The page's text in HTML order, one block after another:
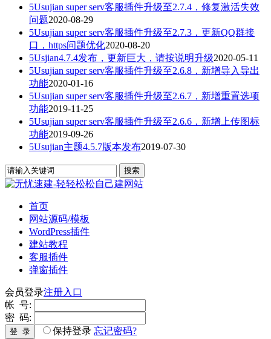
5Usujian super serv客服插件升级至2.7.4，修复激活失效
问题2020-08-29
5Usujian super serv客服插件升级至2.7.3，更新QQ群接
口，https问题优化2020-08-20
5Usjian4.7.4发布，更新巨大，请按说明升级2020-05-11
5Usujian super serv客服插件升级至2.6.8，新增导入导出
功能2020-01-16
5Usujian super serv客服插件升级至2.6.7，新增重置选项
功能2019-11-25
5Usujian super serv客服插件升级至2.6.6，新增上传图标
功能2019-09-26
5Usujian主题4.5.7版本发布2019-07-30
首页
网站源码/模板
WordPress插件
建站教程
客服插件
弹窗插件
会员登录注册入口
帐 号:
密 码:
登 录 保持登录 忘记密码?